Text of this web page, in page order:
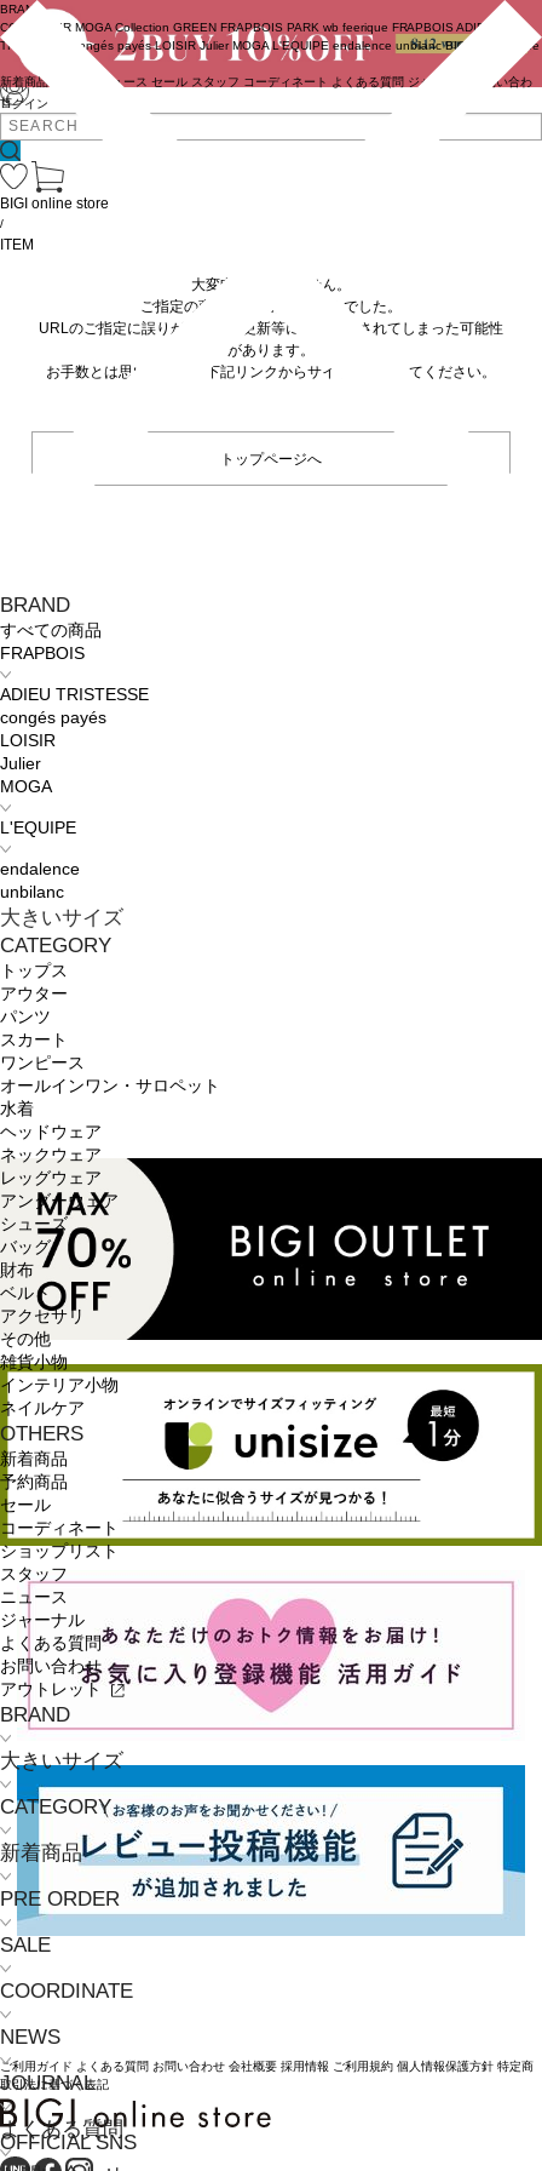
ログイン
BRAND
COUTURIER MOGA Collection GREEN FRAPBOIS PARK wb feerique FRAPBOIS ADIEU
TRISTESSE
congés payés LOISIR Julier MOGA L'EQUIPE endalence unbilanc BIGI online store
新着商品 ニュース セール スタッフ コーディネート よくある質問 ジャーナル
お問い合わ
せ
BRAND
すべての商品
FRAPBOIS
ADIEU TRISTESSE
congés payés
LOISIR
Julier
MOGA
L'EQUIPE
endalence
unbilanc
大きいサイズ
CATEGORY
トップス
アウター
パンツ
スカート
ワンピース
オールインワン・サロペット
水着
ヘッドウェア
ネックウェア
レッグウェア
アンダーウェア
シューズ
バッグ
財布
ベルト
アクセサリ
その他
雑貨小物
インテリア小物
ネイルケア
OTHERS
新着商品
予約商品
セール
コーディネート
ショップリスト
スタッフ
ニュース
ジャーナル
よくある質問
お問い合わせ
アウトレット
BRAND
大きいサイズ
CATEGORY
新着商品
PRE ORDER
SALE
COORDINATE
NEWS
JOURNAL
よくある質問
BIGI online store
/
ITEM
大変申し訳ありません。
ご指定の商品が見つかりませんでした。
URLのご指定に誤りがあるか、更新等に伴い削除されてしまった可能性
があります。
お手数とは思いますが、下記リンクからサイトへ移動してください。
トップページへ
ご利用ガイド よくある質問 お問い合わせ 会社概要 採用情報 ご利用規約 個人情報保護方針 特定商
取引法に基づく表記
OFFICIAL SNS